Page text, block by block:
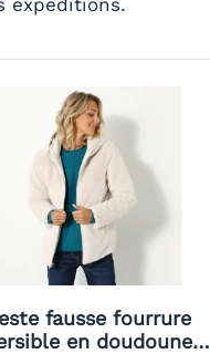
expéditions.
fausse fourrure
en doudoune -